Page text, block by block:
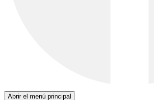
Abrir el menú principal